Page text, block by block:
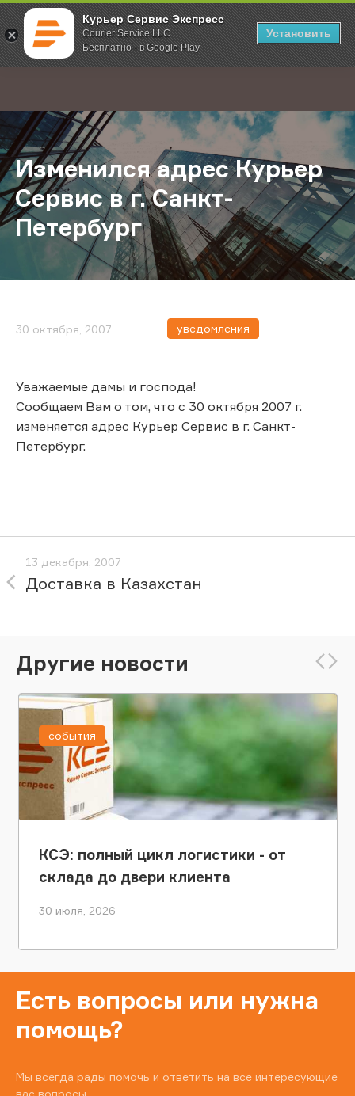
Курьер Сервис Экспресс
Courier Service LLC
Бесплатно - в Google Play
Установить
; Главная О компании Новости Изменился адрес Курьер Сервис
Изменился адрес Курьер
Сервис в г. Санкт-
Петербург
30 октября, 2007 уведомления
Уважаемые дамы и господа!
Сообщаем Вам о том, что с 30 октября 2007 г.
изменяется адрес Курьер Сервис в г. Санкт-
Петербург.
13 декабря, 2007
Доставка в Казахстан
Другие новости
КСЭ: полный цикл логистики - от
склада до двери клиента
30 июля, 2026
события
Есть вопросы или нужна
помощь?
Мы всегда рады помочь и ответить на все интересующие